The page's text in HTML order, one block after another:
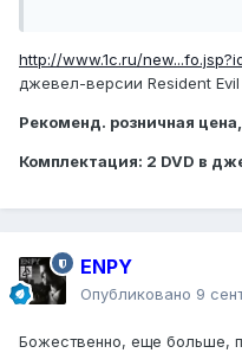
http://www.1c.ru/
джевел-версии Resident Evil
Рекоменд. розничная
Комплектация: 2 DVD в
ENPY
Опубликовано 9
Божественно, еще больше,